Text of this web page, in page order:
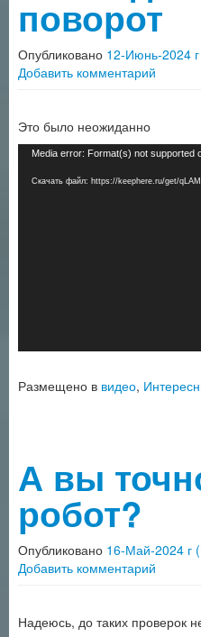
поворот
Опубликовано 12-Июнь-2024
Добавить комментарий
Это было неожиданно
Видеоплеер
Media error: Format(s) not supported
Скачать файл: https://keephere.ru/get/
Размещено в видео,
А вы
робот?
Опубликовано 16-Май-2024 г
Добавить комментарий
Надеюсь, до таких проверок